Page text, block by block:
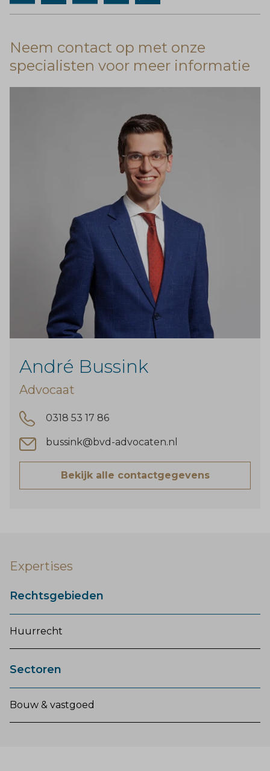
Neem contact op met onze
specialisten voor meer informatie
André Bussink
Advocaat
0318 53 17 86
bussink@bvd-advocaten.nl
Bekijk alle contactgegevens
Expertises
Rechtsgebieden
Huurrecht
Sectoren
Bouw & vastgoed